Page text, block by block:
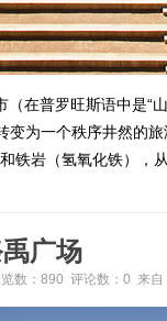
在普罗旺斯语中是“
变为一个秩序井然的
铁岩（氢氧化铁），
广场
数：890 评论数：0 来